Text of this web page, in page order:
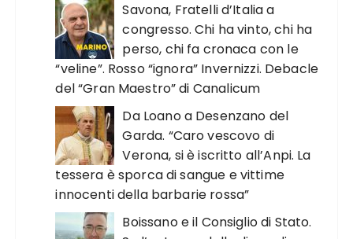
Savona, Fratelli d’Italia a
congresso. Chi ha vinto, chi ha
perso, chi fa cronaca con le
“veline”. Rosso “ignora” Invernizzi. Debacle
del “Gran Maestro” di Canalicum
Da Loano a Desenzano del
Garda. “Caro vescovo di
Verona, si è iscritto all’Anpi. La
tessera è sporca di sangue e vittime
innocenti della barbarie rossa”
Boissano e il Consiglio di Stato.